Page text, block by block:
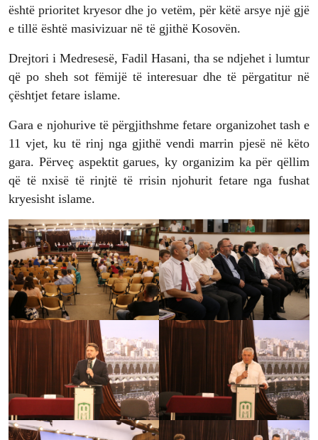
është prioritet kryesor dhe jo vetëm, për këtë arsye një gjë
e tillë është masivizuar në të gjithë Kosovën.
Drejtori i Medresesë, Fadil Hasani, tha se ndjehet i lumtur
që po sheh sot fëmijë të interesuar dhe të përgatitur në
çështjet fetare islame.
Gara e njohurive të përgjithshme fetare organizohet tash e
11 vjet, ku të rinj nga gjithë vendi marrin pjesë në këto
gara. Përveç aspektit garues, ky organizim ka për qëllim
që të nxisë të rinjtë të rrisin njohurit fetare nga fushat
kryesisht islame.